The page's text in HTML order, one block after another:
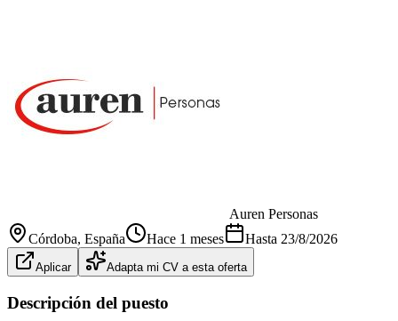
Auren Personas
Córdoba, España Hace 1 meses Hasta 23/8/2026
Aplicar Adapta mi CV a esta oferta
Descripción del puesto